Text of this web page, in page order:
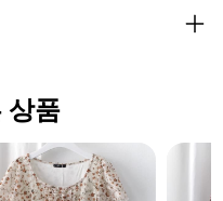
품